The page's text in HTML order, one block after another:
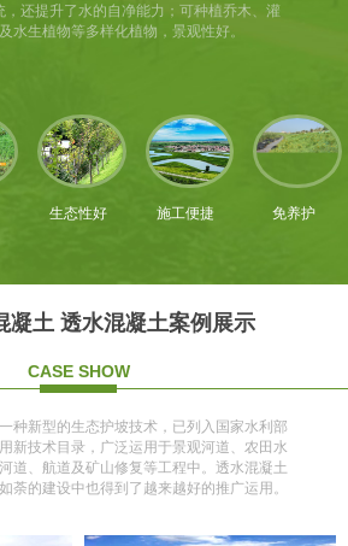
，还提升了水的自净能力；可种植乔木、灌
水生植物等多样化植物，景观性好。
生态性好 施工便捷 免养护
凝土 透水混凝土案例展示
CASE SHOW
种新型的生态护坡技术，已列入国家水利部
新技术目录，广泛运用于景观河道、农田水
道、航道及矿山修复等工程中。透水混凝土
荼的建设中也得到了越来越好的推广运用。